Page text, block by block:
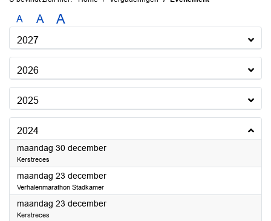
A A A
2027
2026
2025
2024
maandag 30 december2024
Kerstreces
maandag 23 december2024
Verhalenmarathon Stadkamer
maandag 23 december2024
Kerstreces